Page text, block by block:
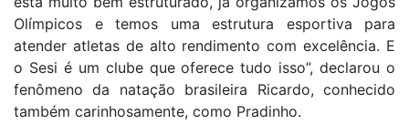
Olímpicos e temos uma estrutura esportiva para
atender atletas de alto rendimento com excelência. E
o Sesi é um clube que oferece tudo isso”, declarou o
fenômeno da natação brasileira Ricardo, conhecido
também carinhosamente, como Pradinho.